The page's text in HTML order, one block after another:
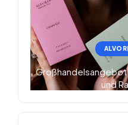
Großhandelsangebot
und